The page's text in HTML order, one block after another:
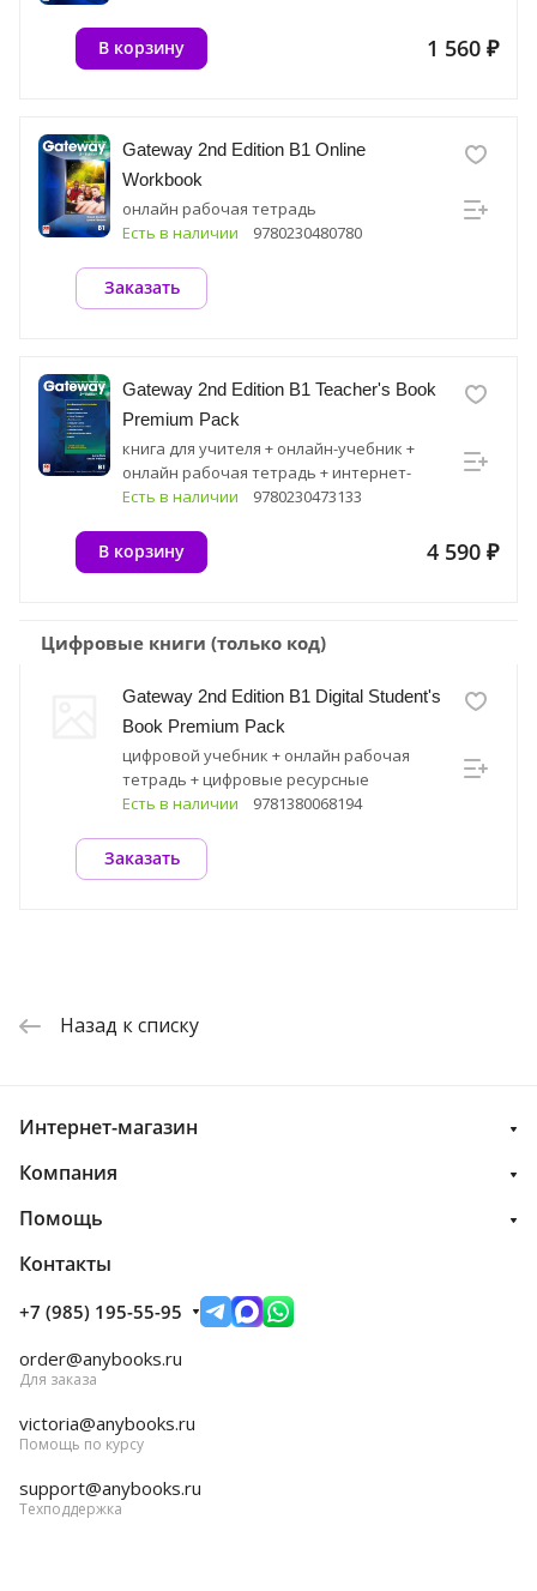
1 560 ₽
В корзину
Gateway 2nd Edition B1 Online
Workbook
онлайн рабочая тетрадь
Есть в наличии
9780230480780
Заказать
Gateway 2nd Edition B1 Teacher's Book
Premium Pack
книга для учителя + онлайн-учебник +
онлайн рабочая тетрадь + интернет-
ресурс
Есть в наличии 9780230473133
4 590 ₽
В корзину
Цифровые книги (только код)
Gateway 2nd Edition B1 Digital Student's
Book Premium Pack
цифровой учебник + онлайн рабочая
тетрадь + цифровые ресурсные
материалы
Есть в наличии 9781380068194
Заказать
Назад к списку
Интернет-магазин
Компания
Помощь
Контакты
+7 (985) 195-55-95
order@anybooks.ru
Для заказа
victoria@anybooks.ru
Помощь по курсу
support@anybooks.ru
Техподдержка